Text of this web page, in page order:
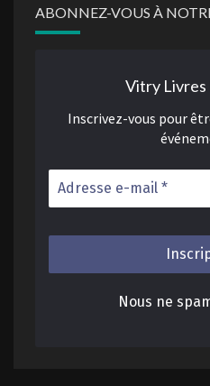
ABONNEZ-VOUS À
Vitry Livres
Inscrivez-vous pour
Nous ne